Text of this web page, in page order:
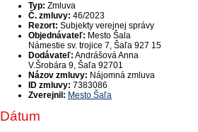
Typ: Zmluva
Č. zmluvy: 46/2023
Rezort: Subjekty verejnej správy
Objednávateľ: Mesto Šala
Námestie sv. trojice 7, Šaľa 927 15
Dodávateľ: Andrášová Anna
V.Šrobára 9, Šaľa 92701
Názov zmluvy: Nájomná zmluva
ID zmluvy: 7383086
Zverejnil: Mesto Šaľa
Dátum